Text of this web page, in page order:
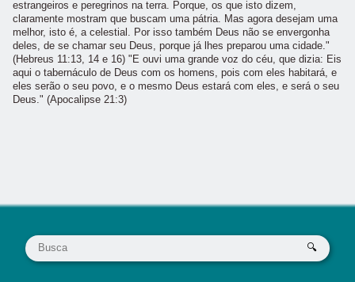
estrangeiros e peregrinos na terra. Porque, os que isto dizem,
claramente mostram que buscam uma pátria. Mas agora desejam uma
melhor, isto é, a celestial. Por isso também Deus não se envergonha
deles, de se chamar seu Deus, porque já lhes preparou uma cidade."
(Hebreus 11:13, 14 e 16) "E ouvi uma grande voz do céu, que dizia: Eis
aqui o tabernáculo de Deus com os homens, pois com eles habitará, e
eles serão o seu povo, e o mesmo Deus estará com eles, e será o seu
Deus." (Apocalipse 21:3)